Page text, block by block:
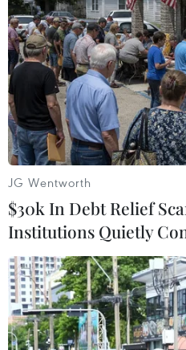
tấn công xảy ra khi Đại
nhân viên đại sứ quán
Sudan vào thời điểm đó
trong vụ việc.
Khói bốc lên sau các cuộc giao
JG Wentworth
$30k In Debt Relief
Institutions Quietly